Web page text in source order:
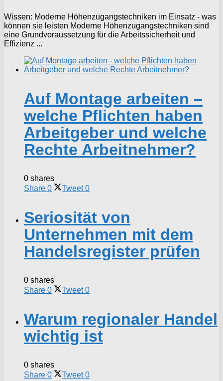
Wissen: Moderne Höhenzugangstechniken im Einsatz - was
können sie leisten Moderne Höhenzugangstechniken sind
eine Grundvoraussetzung für die Arbeitssicherheit und
Effizienz ...
Auf Montage arbeiten –
welche Pflichten haben
Arbeitgeber und welche
Rechte Arbeitnehmer?
0 shares
Share 0 Tweet 0
Seriosität von
Unternehmen mit dem
Handelsregister prüfen
0 shares
Share 0 Tweet 0
Warum regionaler Handel
wichtig ist
0 shares
Share 0 Tweet 0